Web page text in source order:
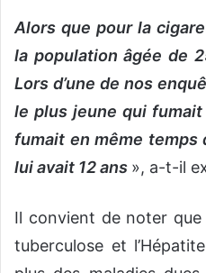
Alors que pour la
la population âgée de
Lors d’une de nos
le plus jeune qui
fumait en même temps
lui avait 12 ans », a-t-il
Il convient de noter que
tuberculose et